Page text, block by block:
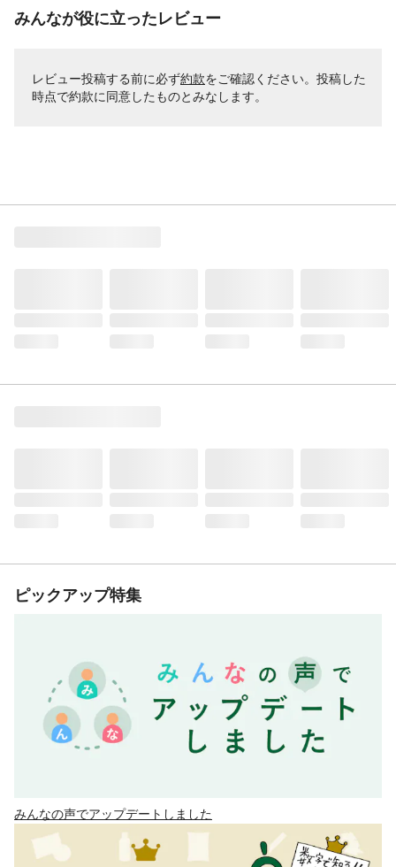
みんなが役に立ったレビュー
レビュー投稿する前に必ず約款をご確認ください。投稿した
時点で約款に同意したものとみなします。
ピックアップ特集
みんなの声でアップデートしました